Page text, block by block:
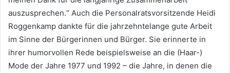
auszusprechen.“ Auch die Personalratsvorsitzende Heidi
Roggenkamp dankte für die jahrzehntelange gute Arbeit
im Sinne der Bürgerinnen und Bürger. Sie erinnerte in
ihrer humorvollen Rede beispielsweise an die (Haar-)
Mode der Jahre 1977 und 1992 – die Jahre, in denen die